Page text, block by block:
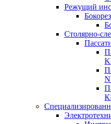
Режущий
Столярно-